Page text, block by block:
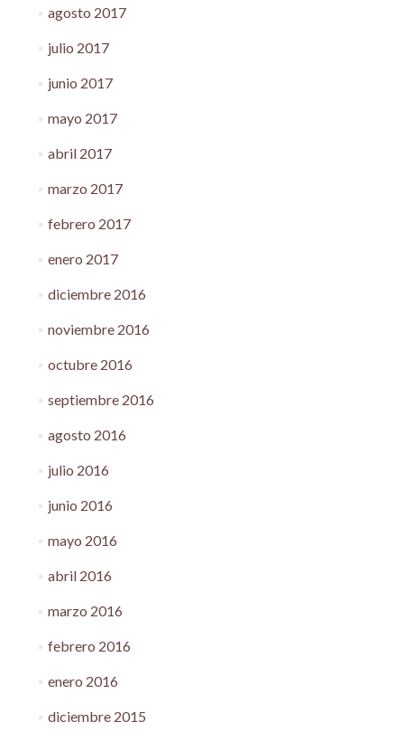
agosto 2017
julio 2017
junio 2017
mayo 2017
abril 2017
marzo 2017
febrero 2017
enero 2017
diciembre 2016
noviembre 2016
octubre 2016
septiembre 2016
agosto 2016
julio 2016
junio 2016
mayo 2016
abril 2016
marzo 2016
febrero 2016
enero 2016
diciembre 2015